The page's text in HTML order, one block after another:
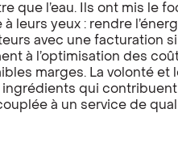
que l’eau. Ils ont mis le
leurs yeux : rendre
avec une facturation
à l’optimisation des
marges. La volonté et
ingrédients qui
à un service de